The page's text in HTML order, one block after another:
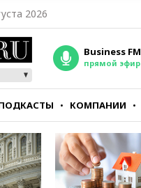
2026
Business FM
прямой эфир
КОМПАНИИ